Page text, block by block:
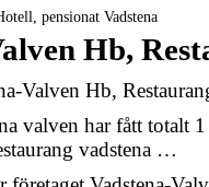
pensionat Vadstena
Hb,
Valven Hb,
valven har fått totalt
vadstena …